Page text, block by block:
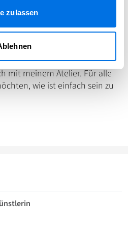
zulassen
Events, die uns einander
Freude, Sinnlichkeit und
Wertung.
mit meinem Atelier. Für alle
wie ist einfach sein zu